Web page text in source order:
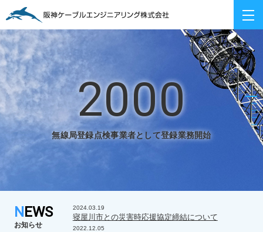
2000
無線局登録点検事業者として登録業務開始
NEWS
お知らせ
2024.03.19
寝屋川市との災害時応援協定締結について
2022.12.05